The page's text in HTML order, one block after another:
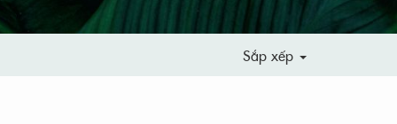
Sắp xếp